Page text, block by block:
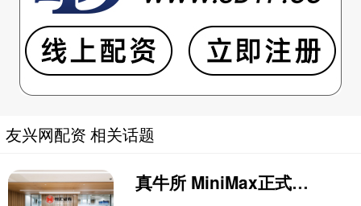
友兴网配资 相关话题
真牛所 MiniMax正式启动A股IPO：「中国大模型双雄」有望会师A股